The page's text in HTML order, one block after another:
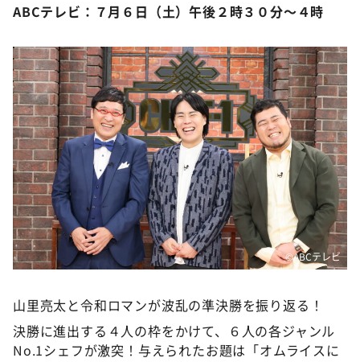
ABCテレビ：７月６日（土）午後２時３０分～４時
©️ABCテレビ
山里亮太と令和ロマンが波乱の準決勝を振り返る！
決勝に進出する４人の枠をかけて、６人の各ジャンル
No.1シェフが激突！与えられたお題は「オムライスに